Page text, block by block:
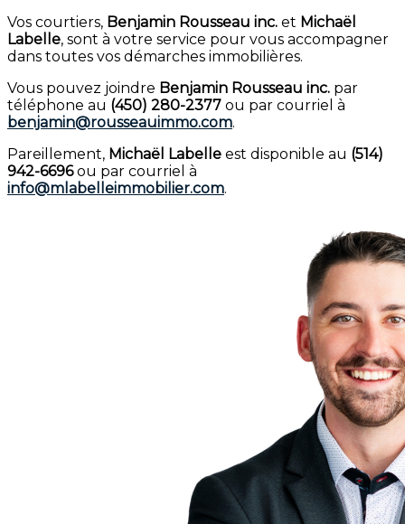
Vos courtiers, Benjamin Rousseau inc. et Michaël
Labelle, sont à votre service pour vous accompagner
dans toutes vos démarches immobilières.
Vous pouvez joindre Benjamin Rousseau inc. par
téléphone au (450) 280-2377 ou par courriel à
benjamin@rousseauimmo.com.
Pareillement, Michaël Labelle est disponible au (514)
942-6696ou par courriel à
info@mlabelleimmobilier.com.